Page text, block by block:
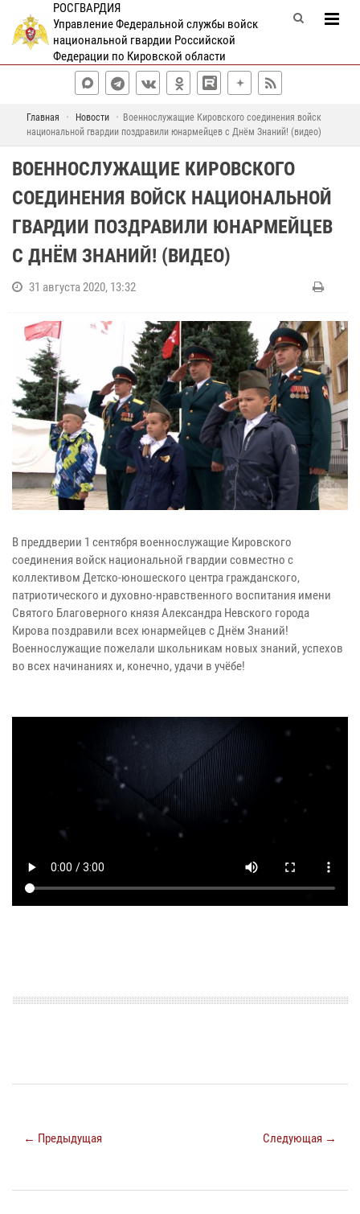
РОСГВАРДИЯ
Управление Федеральной службы войск
национальной гвардии Российской
Федерации по Кировской области
Главная Новости
Военнослужащие Кировского соединения войск
национальной гвардии поздравили юнармейцев с Днём Знаний! (видео)
ВОЕННОСЛУЖАЩИЕ КИРОВСКОГО
СОЕДИНЕНИЯ ВОЙСК НАЦИОНАЛЬНОЙ
ГВАРДИИ ПОЗДРАВИЛИ ЮНАРМЕЙЦЕВ
С ДНЁМ ЗНАНИЙ! (ВИДЕО)
31 августа 2020, 13:32
В преддверии 1 сентября военнослужащие Кировского
соединения войск национальной гвардии совместно с
коллективом Детско-юношеского центра гражданского,
патриотического и духовно-нравственного воспитания имени
Святого Благоверного князя Александра Невского города
Кирова поздравили всех юнармейцев с Днём Знаний!
Военнослужащие пожелали школьникам новых знаний, успехов
во всех начинаниях и, конечно, удачи в учёбе!
← Предыдущая Следующая →